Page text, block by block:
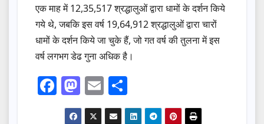
एक माह में 12,35,517 श्रद्धालुओं द्वारा धामों के दर्शन किये
गये थे, जबकि इस वर्ष 19,64,912 श्रद्धालुओं द्वारा चारों
धामों के दर्शन किये जा चुके हैं, जो गत वर्ष की तुलना में इस
वर्ष लगभग डेढ गुना अधिक है।
F
a
M
a
E
m h